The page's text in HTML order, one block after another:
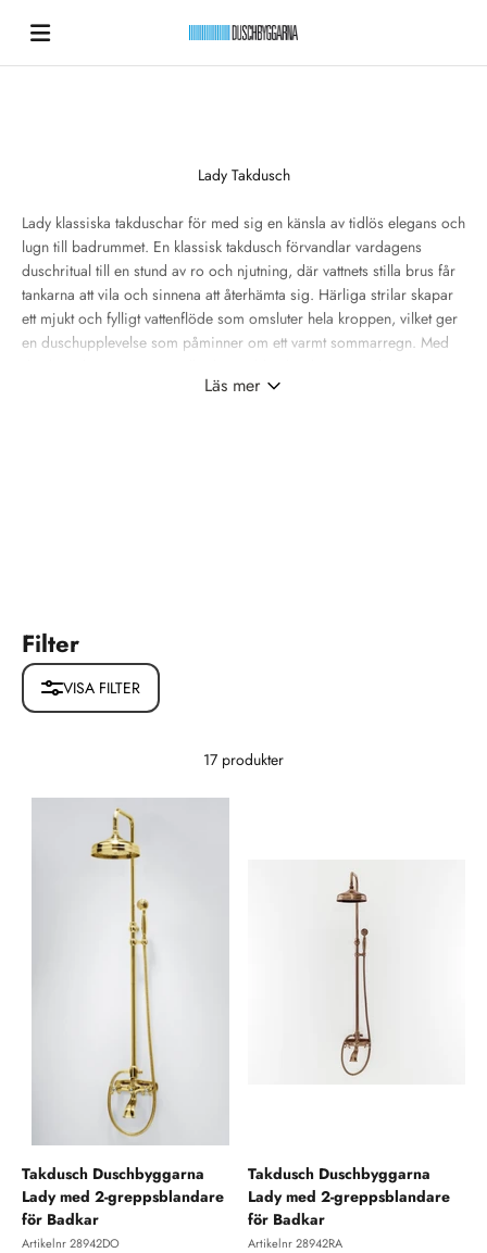
Duschbyggarna New
Lady Takdusch
Lady klassiska takduschar för med sig en känsla av tidlös elegans och
lugn till badrummet. En klassisk takdusch förvandlar vardagens
duschritual till en stund av ro och njutning, där vattnets stilla brus får
tankarna att vila och sinnena att återhämta sig. Härliga strilar skapar
ett mjukt och fylligt vattenflöde som omsluter hela kroppen, vilket ger
en duschupplevelse som påminner om ett varmt sommarregn. Med
blickfång, en perfekt kombination av form och funktion.
Läs mer
Filter
VISA FILTER
17 produkter
Takdusch Duschbyggarna
Lady med 2-greppsblandare
för Badkar
Artikelnr 28942DO
Takdusch Duschbyggarna
Lady med 2-greppsblandare
för Badkar
Artikelnr 28942RA